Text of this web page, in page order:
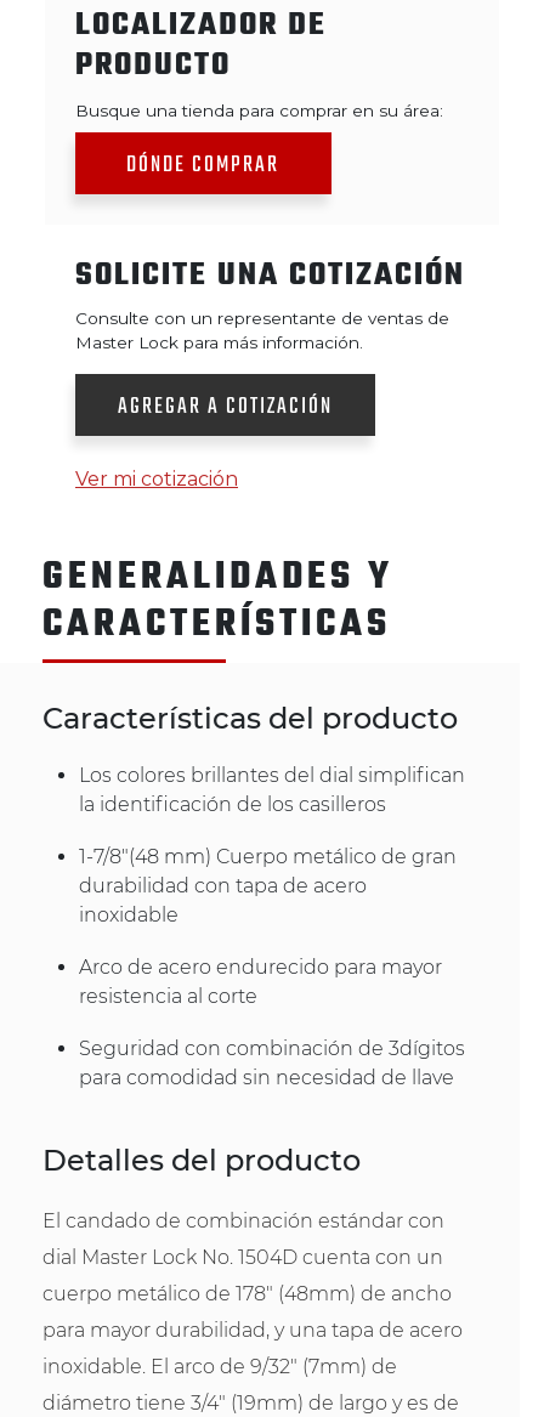
LOCALIZADOR DE
PRODUCTO
Busque una tienda para comprar en su área:
DÓNDE COMPRAR
SOLICITE UNA COTIZACIÓN
Consulte con un representante de ventas de
Master Lock para más información.
AGREGAR A COTIZACIÓN
Ver mi cotización
GENERALIDADES Y
CARACTERÍSTICAS
Características del producto
Los colores brillantes del dial simplifican
la identificación de los casilleros
1-7/8"(48 mm) Cuerpo metálico de gran
durabilidad con tapa de acero
inoxidable
Arco de acero endurecido para mayor
resistencia al corte
Seguridad con combinación de 3dígitos
para comodidad sin necesidad de llave
Detalles del producto
El candado de combinación estándar con
dial Master Lock No. 1504D cuenta con un
cuerpo metálico de 178" (48mm) de ancho
para mayor durabilidad, y una tapa de acero
inoxidable. El arco de 9/32" (7mm) de
diámetro tiene 3/4" (19mm) de largo y es de